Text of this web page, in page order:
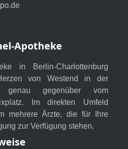
Apotheke
in Berlin-Charlottenburg
von Westend in der
genau gegenüber vom
Im direkten Umfeld
mehrere Ärzte, die für Ihre
zur Verfügung stehen.